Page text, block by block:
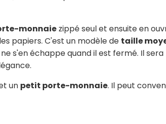
monnaie zippé seul et ensuite en
papiers. C'est un modèle de taille
s'en échappe quand il est fermé. Il
un petit porte-monnaie. Il peut